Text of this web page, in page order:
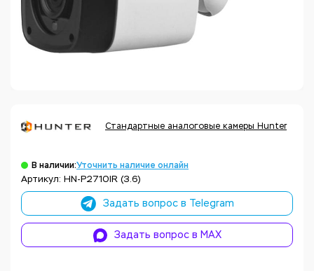
Стандартные аналоговые камеры Hunter
В наличии:Уточнить наличие онлайн
Артикул: HN-P2710IR (3.6)
Задать вопрос в Telegram
Задать вопрос в MAX